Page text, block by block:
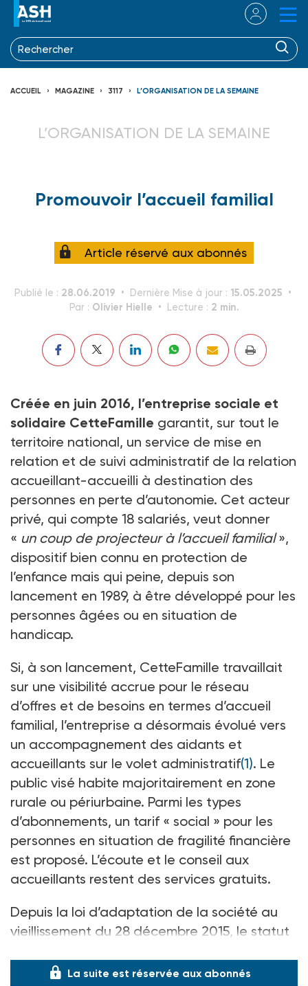
ACCUEIL MAGAZINE 3117 L’ORGANISATION DE LA SEMAINE
L’ORGANISATION DE LA SEMAINE
Promouvoir l’accueil familial
Article réservé aux abonnés
Publié le : 28.06.2019 Dernière Mise à jour : 15.05.2025
Par : Olivier Hielle Lecture : 2 min.
Créée en juin 2016, l’entreprise sociale et
solidaire CetteFamille garantit, sur tout le
territoire national, un service de mise en
relation et de suivi administratif de la relation
accueillant-accueilli à destination des
personnes en perte d’autonomie. Cet acteur
privé, qui compte 18 salariés, veut donner
« un coup de projecteur à l’accueil familial»,
dispositif bien connu en protection de
l’enfance mais qui peine, depuis son
lancement en 1989, à être développé pour les
personnes âgées ou en situation de
handicap.
Si, à son lancement, CetteFamille travaillait
sur une visibilité accrue pour le réseau
d’offres et de besoins en termes d’accueil
familial, l’entreprise a désormais évolué vers
un accompagnement des aidants et
accueillants sur le volet administratif(1). Le
public visé habite majoritairement en zone
rurale ou périurbaine. Parmi les types
d’abonnements, un tarif « social » pour les
personnes en situation de fragilité financière
est proposé. L’écoute et le conseil aux
accueillants restent des services gratuits.
Depuis la loi d’adaptation de la société au
vieillissement du 28 décembre 2015, le statut
La suite est réservée aux abonnés